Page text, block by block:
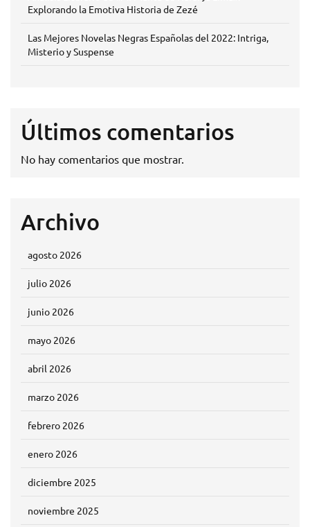
Explorando la Emotiva Historia de Zezé
Las Mejores Novelas Negras Españolas del 2022: Intriga,
Misterio y Suspense
Últimos comentarios
No hay comentarios que mostrar.
Archivo
agosto 2026
julio 2026
junio 2026
mayo 2026
abril 2026
marzo 2026
febrero 2026
enero 2026
diciembre 2025
noviembre 2025